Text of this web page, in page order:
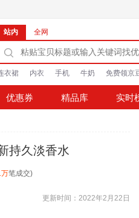
站内 全网
衣裙 内衣 手机 牛奶 免费领京
优惠券 精品库 实时
持久淡香水
笔成交)
更新时间：2022年2月22日